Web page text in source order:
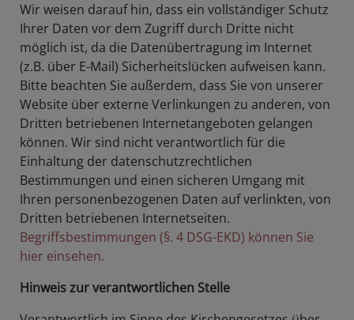
Wir weisen darauf hin, dass ein vollständiger Schutz
Ihrer Daten vor dem Zugriff durch Dritte nicht
möglich ist, da die Datenübertragung im Internet
(z.B. über E-Mail) Sicherheitslücken aufweisen kann.
Bitte beachten Sie außerdem, dass Sie von unserer
Website über externe Verlinkungen zu anderen, von
Dritten betriebenen Internetangeboten gelangen
können. Wir sind nicht verantwortlich für die
Einhaltung der datenschutzrechtlichen
Bestimmungen und einen sicheren Umgang mit
Ihren personenbezogenen Daten auf verlinkten, von
Dritten betriebenen Internetseiten.
Begriffsbestimmungen (§. 4 DSG-EKD) können Sie
hier einsehen.
Hinweis zur verantwortlichen Stelle